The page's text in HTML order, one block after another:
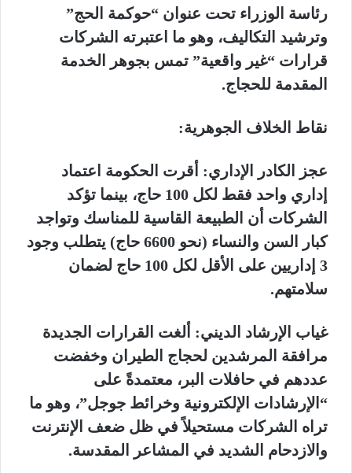
رئاسة الوزراء تحت عنوان “حوكمة الحج”
وترشيد التكاليف، وهو ما اعتبرته الشركات
قرارات “غير واقعية” تمس بجوهر الخدمة
المقدمة للحجاج.
نقاط الخلاف الجوهرية:
عجز الكادر الإداري: أقرت الحكومة اعتماد
إداري واحد فقط لكل 100 حاج، بينما تؤكد
الشركات أن الطبيعة القاسية للمناسك وتواجد
كبار السن والنساء (نحو 6600 حاج) يتطلب وجود
3 إداريين على الأقل لكل 100 حاج لضمان
سلامتهم.
غياب الإرشاد الديني: ألغت القرارات الجديدة
مرافقة المرشدين لحجاج الطيران وخفضت
عددهم في حافلات البر، معتمدةً على
“الإرشادات الإلكترونية وخرائط جوجل”، وهو ما
تراه الشركات مستحيلاً في ظل ضعف الإنترنت
والازدحام الشديد في المشاعر المقدسة.